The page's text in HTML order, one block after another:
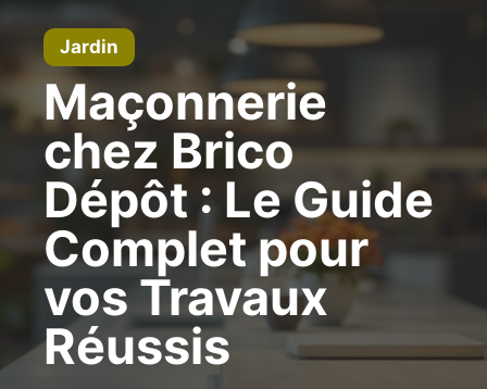
Jardin
Maçonnerie
chez Brico
Dépôt : Le Guide
Complet pour
vos Travaux
Réussis